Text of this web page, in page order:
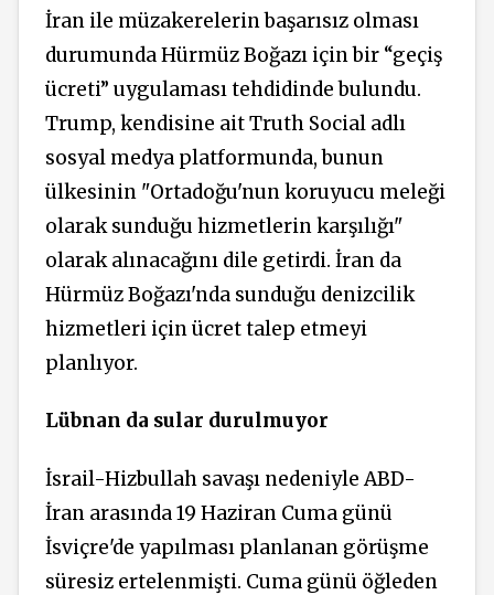
İran ile müzakerelerin başarısız olması
durumunda Hürmüz Boğazı için bir “geçiş
ücreti” uygulaması tehdidinde bulundu.
Trump, kendisine ait Truth Social adlı
sosyal medya platformunda, bunun
ülkesinin "Ortadoğu'nun koruyucu meleği
olarak sunduğu hizmetlerin karşılığı"
olarak alınacağını dile getirdi. İran da
Hürmüz Boğazı'nda sunduğu denizcilik
hizmetleri için ücret talep etmeyi
planlıyor.
Lübnan da sular durulmuyor
İsrail-Hizbullah savaşı nedeniyle ABD-
İran arasında 19 Haziran Cuma günü
İsviçre'de yapılması planlanan görüşme
süresiz ertelenmişti. Cuma günü öğleden